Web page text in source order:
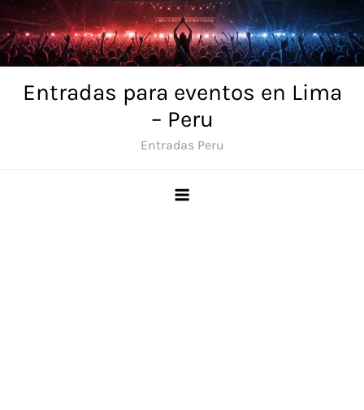
Skip
to
content
Entradas para eventos en Lima
– Peru
Entradas Peru